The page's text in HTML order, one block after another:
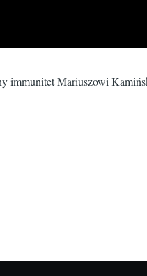
immunitet Mariuszowi